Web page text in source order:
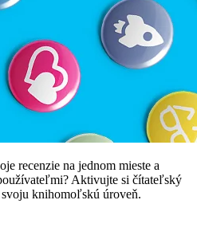
recenzie na jednom mieste a
Aktivujte si čítateľský
knihomoľskú úroveň.